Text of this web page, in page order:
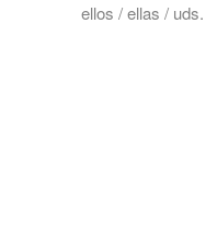
ellos / ellas / uds.